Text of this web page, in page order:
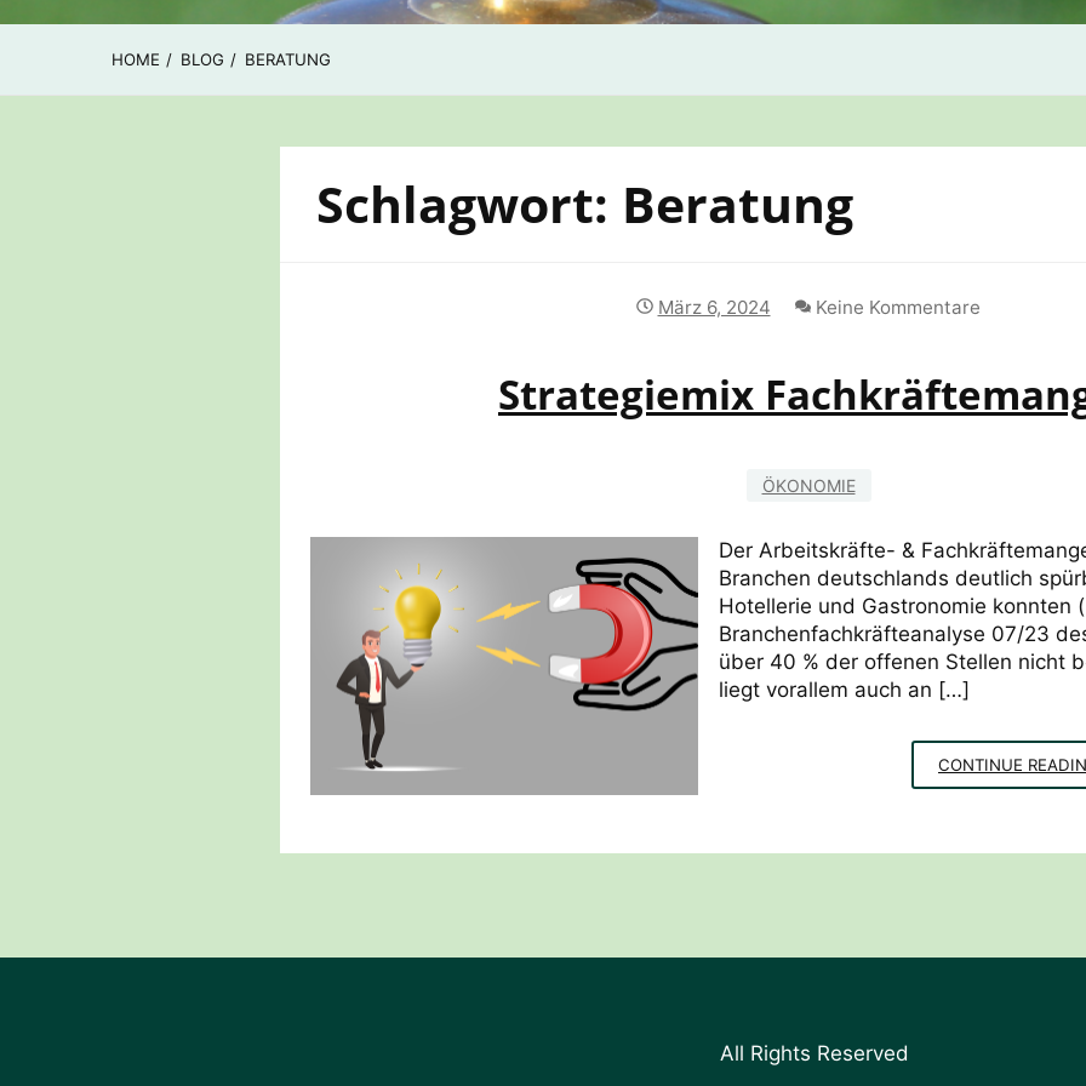
HOME BLOG BERATUNG
Schlagwort: Beratung
März 6, 2024 Keine Kommentare
Strategiemix
ÖKONOMIE
Der Arbeitskräfte- &
Branchen deutschlands deutlich
Hotellerie und Gastronomie konnten
Branchenfachkräfteanalyse 07/23
über 40 % der offenen Stellen nicht
liegt vorallem auch an […]
CONTINUE
All Rights Reserved